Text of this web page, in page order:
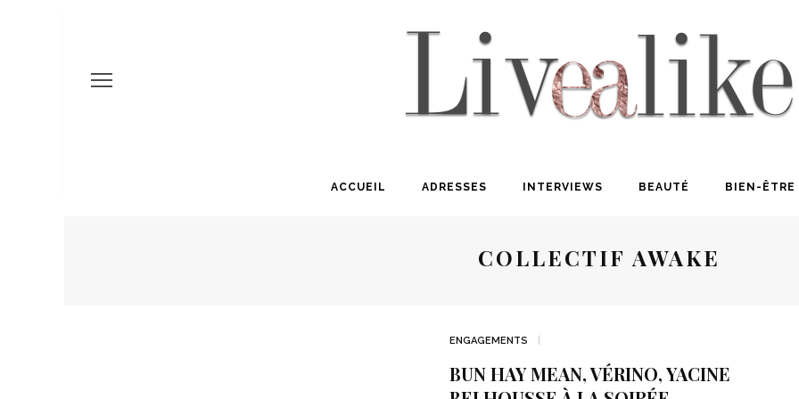
ACCUEIL ADRESSES INTERVIEWS BEAUTÉ BIEN-ÊTRE
COLLECTIF AWAKE
ENGAGEMENTS
BUN HAY MEAN, VÉRINO, YACINE